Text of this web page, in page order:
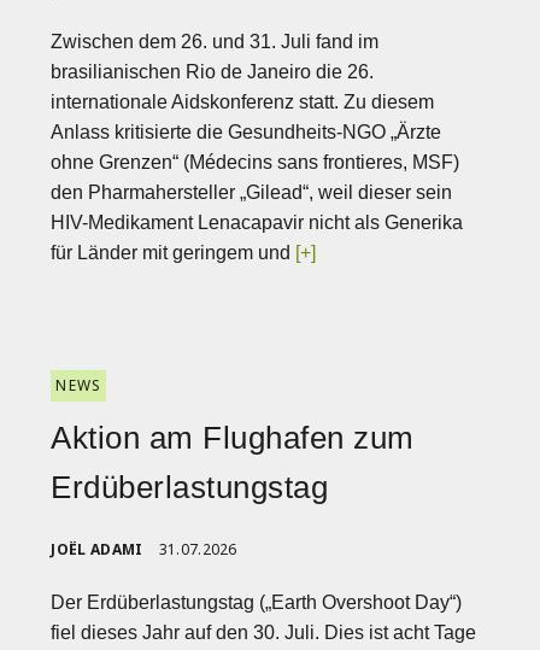
Zwischen dem 26. und 31. Juli fand im
brasilianischen Rio de Janeiro die 26.
internationale Aidskonferenz statt. Zu diesem
Anlass kritisierte die Gesundheits-NGO „Ärzte
ohne Grenzen“ (Médecins sans frontieres, MSF)
den Pharmahersteller „Gilead“, weil dieser sein
HIV-Medikament Lenacapavir nicht als Generika
für Länder mit geringem und [+]
NEWS
Aktion am Flughafen zum
Erdüberlastungstag
JOËL ADAMI 31.07.2026
Der Erdüberlastungstag („Earth Overshoot Day“)
fiel dieses Jahr auf den 30. Juli. Dies ist acht Tage